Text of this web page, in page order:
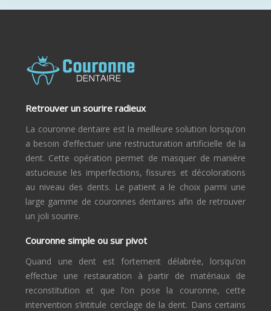
Retrouver un sourire radieux
La couronne dentaire est la meilleure solution lorsqu’on
a besoin d’effectuer une restructuration artificielle de la
dent. Cette opération permet de masquer de manière
astucieuse les imperfections, fissures et décolorations
au niveau des dents. Le patient a le choix parmi une
large gamme de couronnes dentaires afin de retrouver
un joli sourire.
Couronne simple ou sur pivot
Quand une dent est fortement délabrée, lorsqu’on
effectue une restauration à partir de matériaux de
reconstitution et que l’on pose la couronne, cette
intervention s’intitule cerclage de la dent. Dans certains